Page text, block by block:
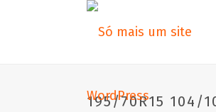
195/70R15 104/